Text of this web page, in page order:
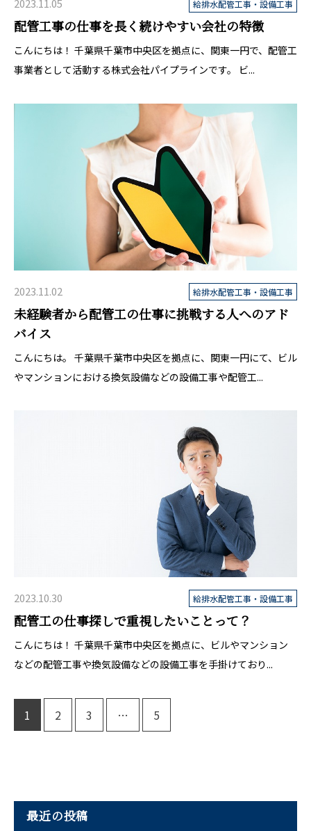
2023.11.05 給排水配管工事・設備工事
配管工事の仕事を長く続けやすい会社の特徴
こんにちは！ 千葉県千葉市中央区を拠点に、関東一円で、配管工
事業者として活動する株式会社パイプラインです。 ビ...
2023.11.02 給排水配管工事・設備工事
未経験者から配管工の仕事に挑戦する人へのアド
バイス
こんにちは。 千葉県千葉市中央区を拠点に、関東一円にて、ビル
やマンションにおける換気設備などの設備工事や配管工...
2023.10.30 給排水配管工事・設備工事
配管工の仕事探しで重視したいことって？
こんにちは！ 千葉県千葉市中央区を拠点に、ビルやマンション
などの配管工事や換気設備などの設備工事を手掛けており...
1 2 3 … 5
最近の投稿